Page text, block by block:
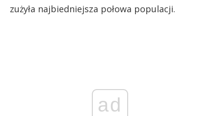
zużyła najbiedniejsza połowa populacji.
ad